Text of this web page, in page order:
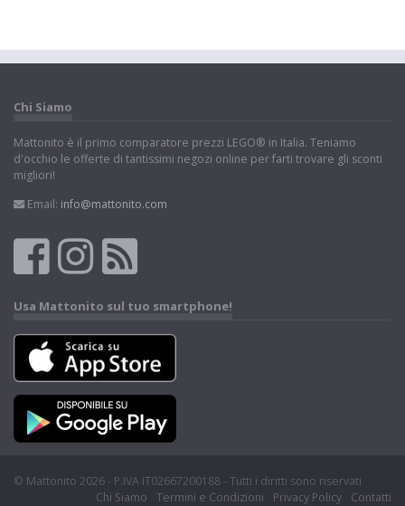
Chi Siamo
Mattonito è il primo comparatore prezzi LEGO® in Italia. Teniamo
d'occhio le offerte di tantissimi negozi online per farti trovare gli sconti
migliori!
Email: info@mattonito.com
Usa Mattonito sul tuo smartphone!
© Mattonito 2026 - P.IVA IT02667200188 - Tutti i diritti sono riservati
Chi Siamo
Termini e Condizioni Privacy Policy Contatti